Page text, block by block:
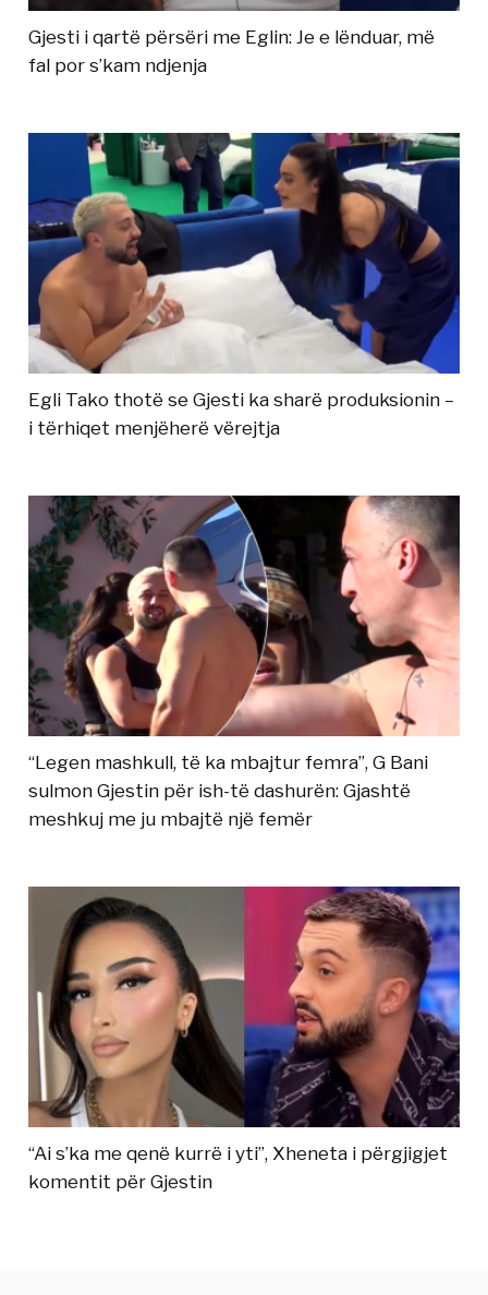
Gjesti i qartë përsëri me Eglin: Je e lënduar, më
fal por s’kam ndjenja
Egli Tako thotë se Gjesti ka sharë produksionin –
i tërhiqet menjëherë vërejtja
“Legen mashkull, të ka mbajtur femra”, G Bani
sulmon Gjestin për ish-të dashurën: Gjashtë
meshkuj me ju mbajtë një femër
“Ai s’ka me qenë kurrë i yti”, Xheneta i përgjigjet
komentit për Gjestin